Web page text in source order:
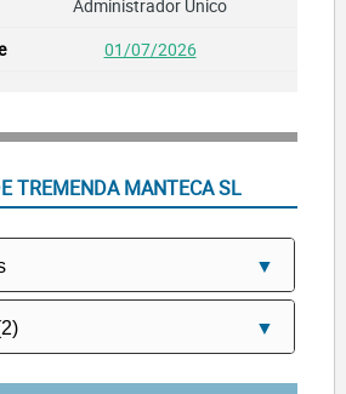
Administrador Unico
01/07/2026
TREMENDA MANTECA SL